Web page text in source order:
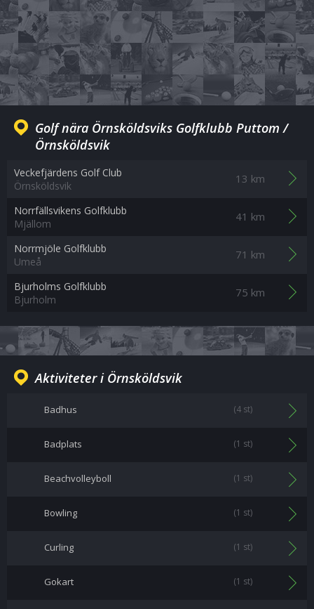
Golf nära Örnsköldsviks Golfklubb Puttom /
Örnsköldsvik
Veckefjärdens Golf Club
Örnsköldsvik
13 km
Norrfällsvikens Golfklubb
Mjällom
41 km
Norrmjöle Golfklubb
Umeå
71 km
Bjurholms Golfklubb
Bjurholm
75 km
Aktiviteter i Örnsköldsvik
Badhus (4 st)
Badplats (1 st)
Beachvolleyboll (1 st)
Bowling (1 st)
Curling (1 st)
Gokart (1 st)